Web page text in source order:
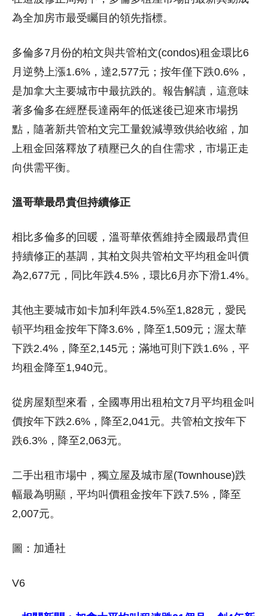
為全加房市最受矚目的領先指標。
多倫多7月份的柏文與共管柏文(condos)租金環比6
月逆勢上漲1.6%，達2,577元；按年僅下跌0.6%，
是加拿大主要城市中最抗跌的。報告解讀，這意味
著多倫多在經歷長達兩年的低迷後已迎來市場拐
點，隨著新共管柏文完工量銳減導致供給收縮，加
上租金回落釋放了積壓已久的自住需求，市場正走
向供需平衡。
溫哥華最昂貴但持續修正
相比多倫多的回暖，溫哥華依舊維持全國最昂貴但
持續修正的基調，其柏文與共管柏文平均租金叫價
為2,677元，同比年跌4.5%，環比6月亦下滑1.4%。
其他主要城市如卡加利年跌4.5%至1,828元，愛民
頓平均租金按年下降3.6%，降至1,509元；渥太華
下跌2.4%，降至2,145元；滿地可則下跌1.6%，平
均租金降至1,940元。
從房屋類型來看，全國專用出租柏文7月平均租金叫
價按年下跌2.6%，降至2,041元。共管柏文按年下
跌6.3%，降至2,063元。
二手出租市場中，獨立屋及城市屋(Townhouse)跌
幅最為明顯，平均叫價租金按年下跌7.5%，降至
2,007元。
圖：加通社
V6